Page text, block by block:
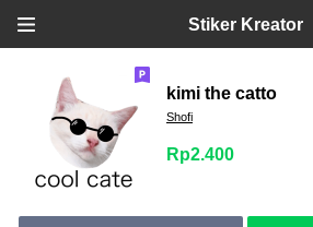
Stiker Kreator
kimi the catto
Shofi
Rp2.400